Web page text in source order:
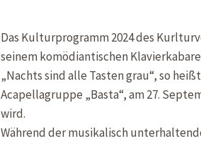
Das Kulturprogramm 2024 des
seinem komödiantischen
„Nachts sind alle Tasten grau“, so
Acapellagruppe „Basta“, am 27.
wird.
Während der musikalisch